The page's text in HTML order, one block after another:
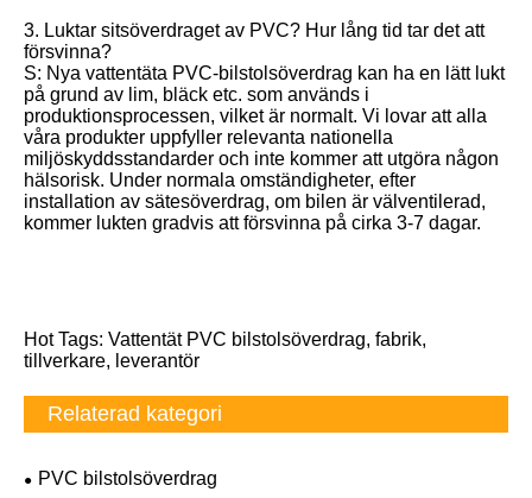
3. Luktar sitsöverdraget av PVC? Hur lång tid tar det att
försvinna?
S: Nya vattentäta PVC-bilstolsöverdrag kan ha en lätt lukt
på grund av lim, bläck etc. som används i
produktionsprocessen, vilket är normalt. Vi lovar att alla
våra produkter uppfyller relevanta nationella
miljöskyddsstandarder och inte kommer att utgöra någon
hälsorisk. Under normala omständigheter, efter
installation av sätesöverdrag, om bilen är välventilerad,
kommer lukten gradvis att försvinna på cirka 3-7 dagar.
Hot Tags: Vattentät PVC bilstolsöverdrag, fabrik,
tillverkare, leverantör
Relaterad kategori
PVC bilstolsöverdrag